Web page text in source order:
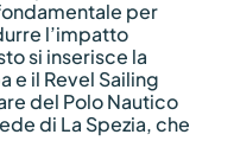
per
l’impatto
si inserisce la
e il Revel Sailing
del Polo Nautico
di La Spezia, che